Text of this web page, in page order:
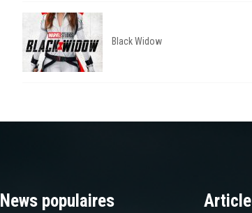
Black Widow
News populaires